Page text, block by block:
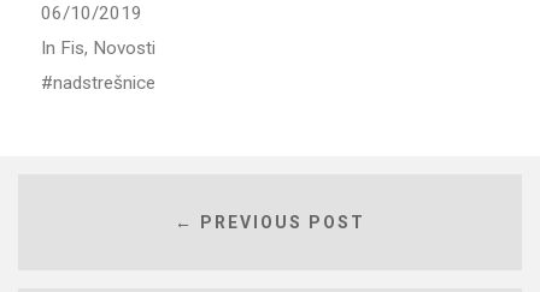
06/10/2019
In Fis, Novosti
nadstrešnice
← PREVIOUS POST